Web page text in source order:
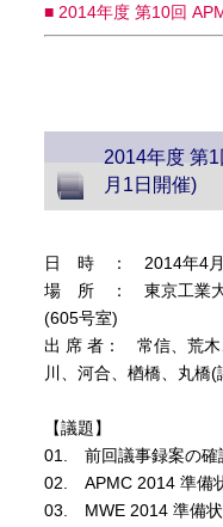
■ 2014年度 第10回
2014年度 第
月1日開催)
日 時 ： 2014年4月
場 所 ： 東京工業大
(605号室)
出 席 者： 常信、荒木
川、河合、楢橋、丸橋
【議題】
01. 前回議事録案の確
02. APMC 2014 準備
03. MWE 2014 準備